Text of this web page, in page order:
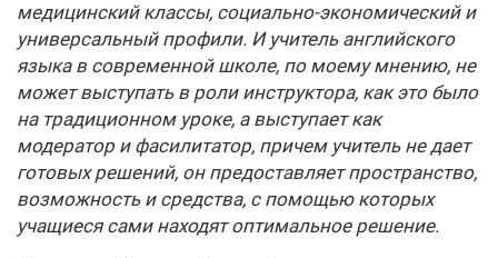
медицинский классы, социально-экономический и
универсальный профили. И учитель английского
языка в современной школе, по моему мнению, не
может выступать в роли инструктора, как это было
на традиционном уроке, а выступает как
модератор и фасилитатор, причем учитель не дает
готовых решений, он предоставляет пространство,
возможность и средства, с помощью которых
учащиеся сами находят оптимальное решение.